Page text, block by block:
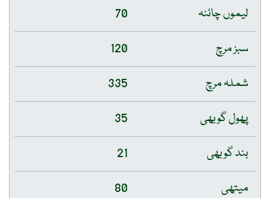
لیموں چائنہ
70
سبز مرچ
120
شملہ مرچ
335
پھول گوبھی
35
بند گوبھی
21
میتھی
80